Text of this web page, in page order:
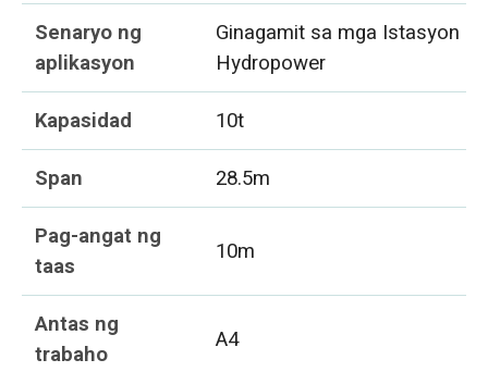
Senaryo ng
aplikasyon
Ginagamit sa mga Istasyon ng
Hydropower
Kapasidad
10t
Span
28.5m
Pag-angat ng
taas
10m
Antas ng
trabaho
A4